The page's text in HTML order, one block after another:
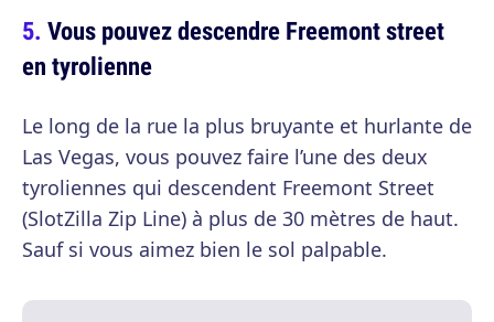
Vous pouvez descendre Freemont street
en tyrolienne
Le long de la rue la plus bruyante et hurlante de
Las Vegas, vous pouvez faire l’une des deux
tyroliennes qui descendent Freemont Street
(SlotZilla Zip Line) à plus de 30 mètres de haut.
Sauf si vous aimez bien le sol palpable.